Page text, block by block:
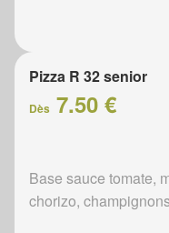
Pizza R 32 senior
Dès 7.50 €
Base sauce tomate,
chorizo,